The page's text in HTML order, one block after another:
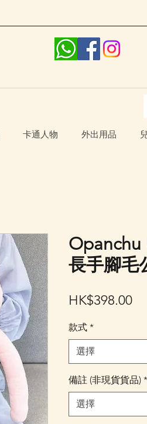
卡通人物 外出用品
Opanchu
長手腳毛
HK$398.00價
款式 *
選擇
備註 (非現貨貨品) *
選擇